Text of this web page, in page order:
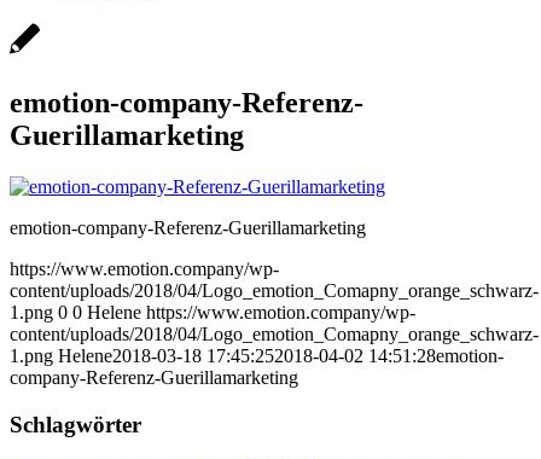
emotion-company-Referenz-
Guerillamarketing
emotion-company-Referenz-Guerillamarketing
https://www.emotion.company/wp-
content/uploads/2018/04/Logo_emotion_Comapny_orange_schwarz-
1.png 0 0 Helene https://www.emotion.company/wp-
content/uploads/2018/04/Logo_emotion_Comapny_orange_schwarz-
1.png Helene2018-03-18 17:45:252018-04-02 14:51:28emotion-
company-Referenz-Guerillamarketing
Schlagwörter